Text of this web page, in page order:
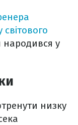
народився у
низку